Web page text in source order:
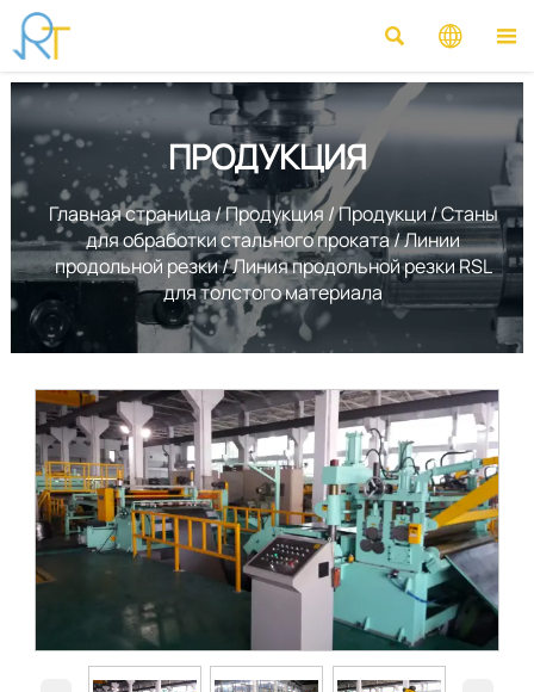
  
ПРОДУКЦИЯ
Главная страница/Продукция/Продукци/Станы
для обработки стального проката/Линии
продольной резки/Линия продольной резки RSL
для толстого материала